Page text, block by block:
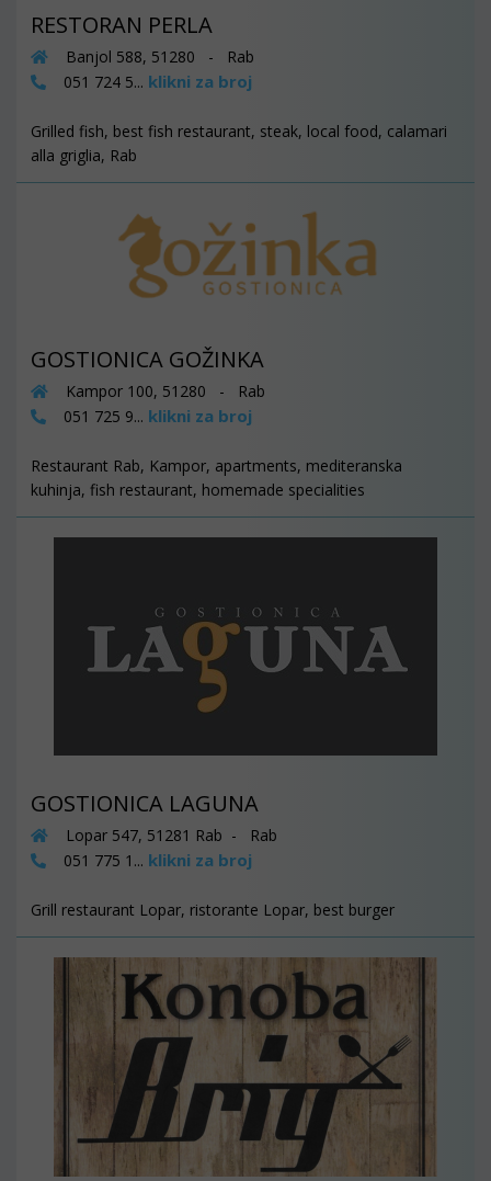
RESTORAN PERLA
Banjol 588, 51280 - Rab
051 724 5... klikni za broj
Grilled fish, best fish restaurant, steak, local food, calamari
alla griglia, Rab
GOSTIONICA GOŽINKA
Kampor 100, 51280 - Rab
051 725 9... klikni za broj
Restaurant Rab, Kampor, apartments, mediteranska
kuhinja, fish restaurant, homemade specialities
GOSTIONICA LAGUNA
Lopar 547, 51281 Rab - Rab
051 775 1... klikni za broj
Grill restaurant Lopar, ristorante Lopar, best burger